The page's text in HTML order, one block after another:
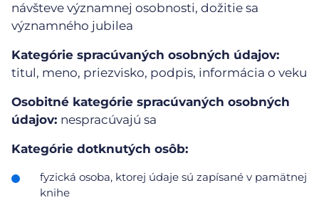
návšteve významnej osobnosti, dožitie sa
významného jubilea
Kategórie spracúvaných osobných údajov:
titul, meno, priezvisko, podpis, informácia o veku
Osobitné kategórie spracúvaných osobných
údajov: nespracúvajú sa
Kategórie dotknutých osôb:
fyzická osoba, ktorej údaje sú zapísané v pamätnej
knihe